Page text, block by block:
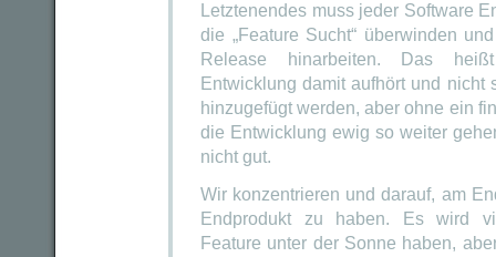
Letztenendes muss jeder Software
die „Feature Sucht“ überwinden
Release hinarbeiten. Das
Entwicklung damit aufhört und nicht
hinzugefügt werden, aber ohne ein
die Entwicklung ewig so weiter
nicht gut.
Wir konzentrieren und darauf, am
Endprodukt zu haben. Es wird
Feature unter der Sonne haben,